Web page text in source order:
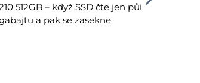
512GB – když SSD čte jen půl
a pak se zasekne